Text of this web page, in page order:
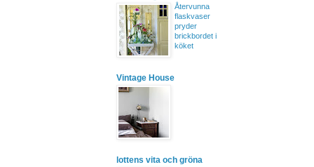
Återvunna
flaskvaser
pryder
brickbordet i
köket
Vintage House
lottens vita och gröna